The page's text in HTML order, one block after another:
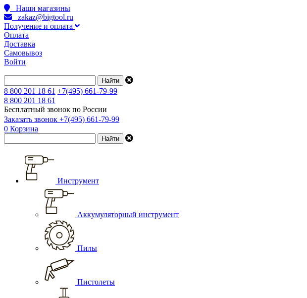
Наши магазины
zakaz@bigtool.ru
Получение и оплата
Оплата
Доставка
Самовывоз
Войти
8 800 201 18 61 +7(495) 661-79-99
8 800 201 18 61
Бесплатный звонок по России
Заказать звонок +7(495) 661-79-99
0 Корзина
Инструмент
Аккумуляторный инструмент
Пилы
Пистолеты